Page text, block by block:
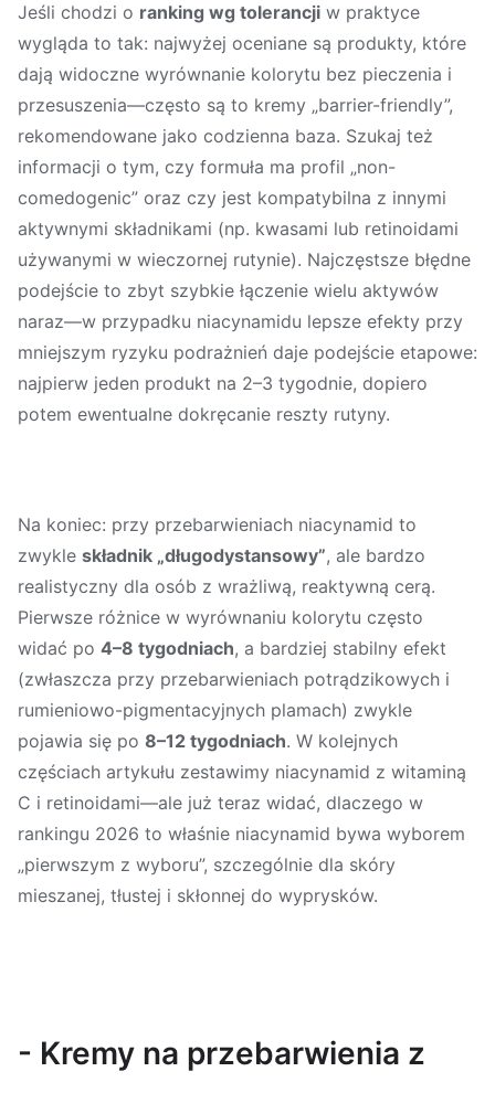
Jeśli chodzi o ranking wg tolerancji w praktyce
wygląda to tak: najwyżej oceniane są produkty, które
dają widoczne wyrównanie kolorytu bez pieczenia i
przesuszenia—często są to kremy „barrier-friendly”,
rekomendowane jako codzienna baza. Szukaj też
informacji o tym, czy formuła ma profil „non-
comedogenic” oraz czy jest kompatybilna z innymi
aktywnymi składnikami (np. kwasami lub retinoidami
używanymi w wieczornej rutynie). Najczęstsze błędne
podejście to zbyt szybkie łączenie wielu aktywów
naraz—w przypadku niacynamidu lepsze efekty przy
mniejszym ryzyku podrażnień daje podejście etapowe:
najpierw jeden produkt na 2–3 tygodnie, dopiero
potem ewentualne dokręcanie reszty rutyny.
Na koniec: przy przebarwieniach niacynamid to
zwykle składnik „długodystansowy”, ale bardzo
realistyczny dla osób z wrażliwą, reaktywną cerą.
Pierwsze różnice w wyrównaniu kolorytu często
widać po 4–8 tygodniach, a bardziej stabilny efekt
(zwłaszcza przy przebarwieniach potrądzikowych i
rumieniowo-pigmentacyjnych plamach) zwykle
pojawia się po 8–12 tygodniach. W kolejnych
częściach artykułu zestawimy niacynamid z witaminą
C i retinoidami—ale już teraz widać, dlaczego w
rankingu 2026 to właśnie niacynamid bywa wyborem
„pierwszym z wyboru”, szczególnie dla skóry
mieszanej, tłustej i skłonnej do wyprysków.
- Kremy na przebarwienia z